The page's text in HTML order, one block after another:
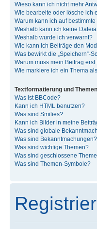
Wieso kann ich nicht mehr
Wie bearbeite oder lösche ich
Warum kann ich auf
Weshalb kann ich keine
Weshalb wurde ich verwarnt?
Wie kann ich Beiträge den
Was bewirkt die „Speichern“-
Warum muss mein Beitrag
Wie markiere ich ein Thema
Textformatierung und
Was ist BBCode?
Kann ich HTML benutzen?
Was sind Smilies?
Kann ich Bilder in meine
Was sind globale
Was sind Bekanntmachungen?
Was sind wichtige Themen?
Was sind geschlossene
Was sind Themen-Symbole?